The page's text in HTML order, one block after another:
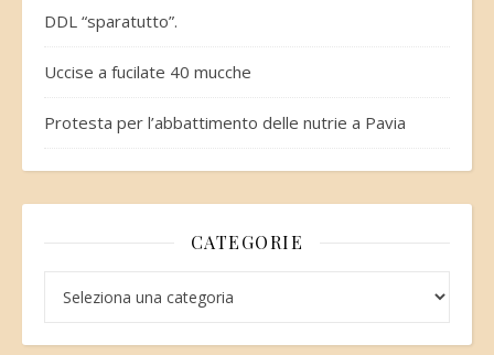
DDL “sparatutto”.
Uccise a fucilate 40 mucche
Protesta per l’abbattimento delle nutrie a Pavia
CATEGORIE